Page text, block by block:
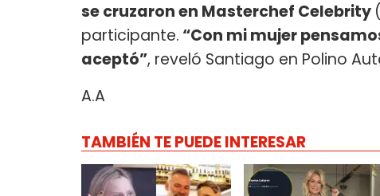
se cruzaron en Masterchef Celebrity
participante. “Con mi mujer
aceptó”, reveló Santiago en Polino
A.A
TAMBIÉN TE PUEDE INTERESAR